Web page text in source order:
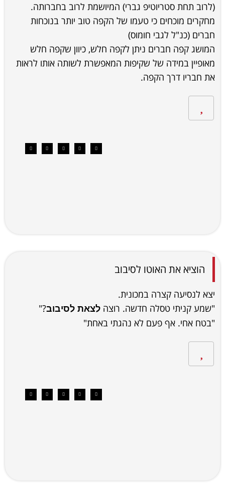
(לרוב תחת סטריוטיפ גברי) המיושמת לרוב בחברותה.
מחקרים מוכחים כי טעמו של הקפה טוב יותר בנוכחות
חברים (כנ"ל לגבי חומוס)
המושג קפה חברים ניתן לקפה חלש, כיוון שקפה חלש
מאופיין במידה של שקיפות המאפשרת לשותה אותו לראות
את חבריו דרך הקפה.
הוציא את האוטו לסיבוב
יצא לנסיעה קצרה במכונית.
"שמע קניתי טסלה חדשה. רוצה לצאת לסיבוב?"
"בטח אחי. אף פעם לא נהגתי באחת"